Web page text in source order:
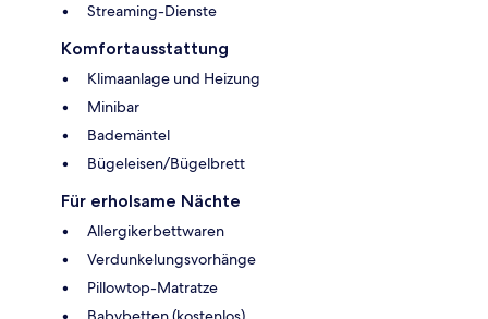
Streaming-Dienste
Komfortausstattung
Klimaanlage und Heizung
Minibar
Bademäntel
Bügeleisen/Bügelbrett
Für erholsame Nächte
Allergikerbettwaren
Verdunkelungsvorhänge
Pillowtop-Matratze